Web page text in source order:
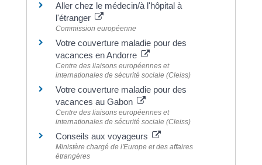
Aller chez le médecin/à l'hôpital à
l'étranger
Commission européenne
Votre couverture maladie pour des
vacances en Andorre
Centre des liaisons européennes et
internationales de sécurité sociale (Cleiss)
Votre couverture maladie pour des
vacances au Gabon
Centre des liaisons européennes et
internationales de sécurité sociale (Cleiss)
Conseils aux voyageurs
Ministère chargé de l'Europe et des affaires
étrangères